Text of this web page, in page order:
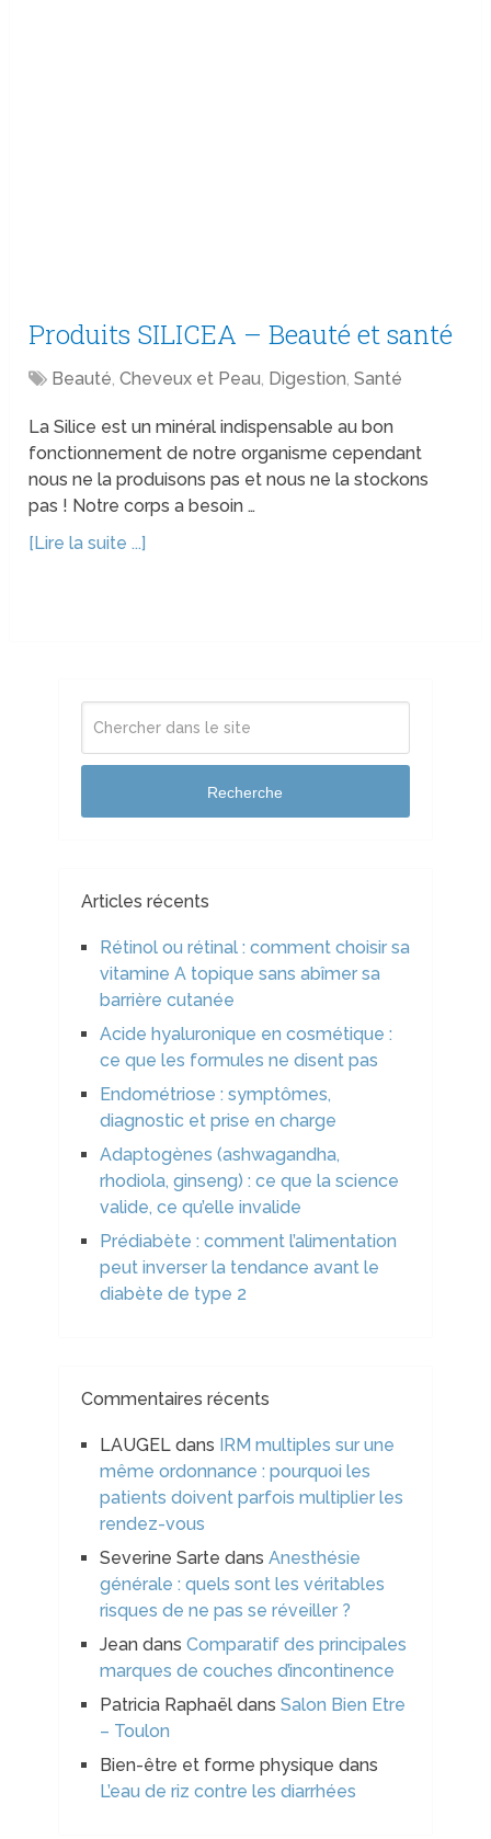
Produits SILICEA – Beauté et santé
Beauté,Cheveux et Peau, Digestion,Santé
La Silice est un minéral indispensable au bon
fonctionnement de notre organisme cependant
nous ne la produisons pas et nous ne la stockons
pas ! Notre corps a besoin …
[Lire la suite ...]
Recherche
Articles récents
Rétinol ou rétinal : comment choisir sa
vitamine A topique sans abîmer sa
barrière cutanée
Acide hyaluronique en cosmétique :
ce que les formules ne disent pas
Endométriose : symptômes,
diagnostic et prise en charge
Adaptogènes (ashwagandha,
rhodiola, ginseng) : ce que la science
valide, ce qu’elle invalide
Prédiabète : comment l’alimentation
peut inverser la tendance avant le
diabète de type 2
Commentaires récents
LAUGELdans
IRM multiples sur une
même ordonnance : pourquoi les
patients doivent parfois multiplier les
rendez-vous
Severine Sarte dans Anesthésie
générale : quels sont les véritables
risques de ne pas se réveiller ?
Jeandans Comparatif des principales
marques de couches d’incontinence
Patricia Raphaëldans Salon Bien Etre
– Toulon
Bien-être et forme physique dans
L’eau de riz contre les diarrhées